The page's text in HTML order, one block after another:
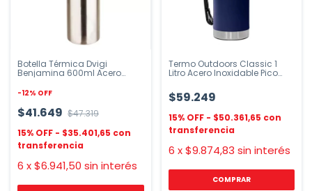
Botella Térmica Dvigi
Benjamina 600ml Acero
-12% OFF
$41.649 $47.319
$35.401,65
6 x$6.941,50 sin interés
Termo Outdoors Classic 1
Litro Acero Inoxidable Pico
$59.249
$50.361,65
6 x$9.874,83 sin interés
COMPRAR